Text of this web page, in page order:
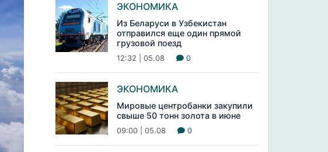
ЭКОНОМИКА
Из Беларуси в Узбекистан
отправился еще один прямой
грузовой поезд
12:32 | 05.08 0
ЭКОНОМИКА
Мировые центробанки закупили
свыше 50 тонн золота в июне
09:00 | 05.08 0